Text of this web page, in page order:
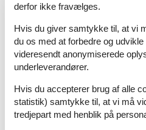
derfor ikke fravælges.
Hvis du giver samtykke til, at vi
du os med at forbedre og
videresendt anonymiserede
underleverandører.
Hvis du accepterer brug af alle
statistik) samtykke til, at vi må
tredjepart med henblik på